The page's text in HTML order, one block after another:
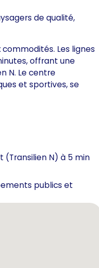
de qualité,
Les lignes
offrant une
N. Le centre
et sportives, se
(Transilien N) à 5 min
publics et